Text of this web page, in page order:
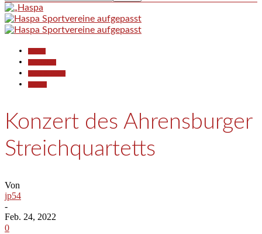
Konzert des Ahrensburger
Streichquartetts
Von
jp54
-
Feb. 24, 2022
0